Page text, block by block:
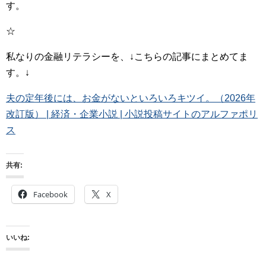
す。
☆
私なりの金融リテラシーを、↓こちらの記事にまとめてま
す。↓
夫の定年後には、お金がないといろいろキツイ。（2026年
改訂版） | 経済・企業小説 | 小説投稿サイトのアルファポリ
ス
共有:
Facebook X
いいね: